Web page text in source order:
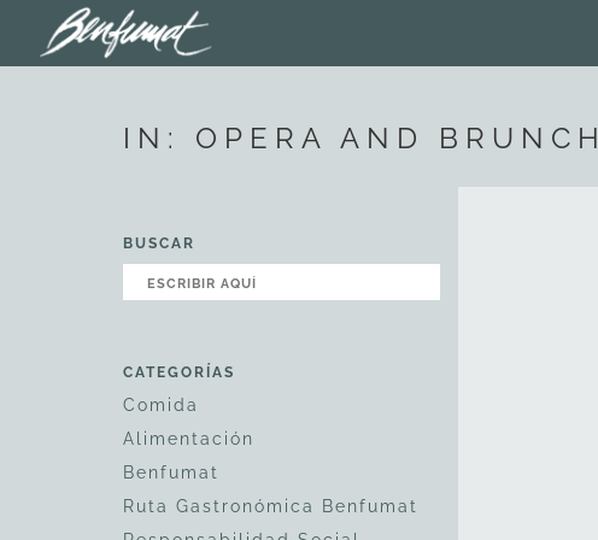
IN: OPERA AND BRUNCH
BUSCAR
CATEGORÍAS
Comida
Alimentación
Benfumat
Ruta Gastronómica Benfumat